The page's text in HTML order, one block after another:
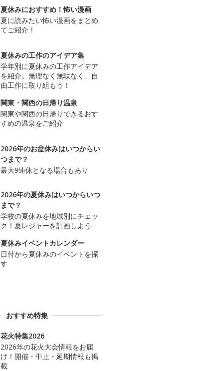
夏休みにおすすめ！怖い漫画
夏に読みたい怖い漫画をまとめ
てご紹介！
夏休みの工作のアイデア集
学年別に夏休みの工作アイデア
を紹介。無理なく無駄なく、自
由工作に取り組もう！
関東・関西の日帰り温泉
関東や関西の日帰りできるおす
すめの温泉をご紹介
2026年のお盆休みはいつからい
つまで？
最大9連休となる場合もあり
2026年の夏休みはいつからいつ
まで？
学校の夏休みを地域別にチェッ
ク！夏レジャーを計画しよう
夏休みイベントカレンダー
日付から夏休みのイベントを探
す
おすすめ特集
花火特集2026
2026年の花火大会情報をお届
け！開催・中止・延期情報も掲
載